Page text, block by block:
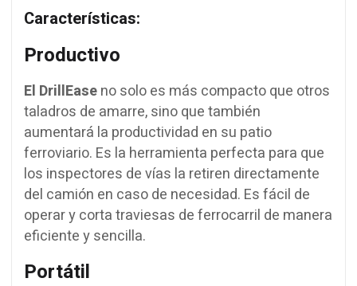
Características:
Productivo
El DrillEaseno solo es más compacto que otros
taladros de amarre, sino que también
aumentará la productividad en su patio
ferroviario. Es la herramienta perfecta para que
los inspectores de vías la retiren directamente
del camión en caso de necesidad. Es fácil de
operar y corta traviesas de ferrocarril de manera
eficiente y sencilla.
Portátil